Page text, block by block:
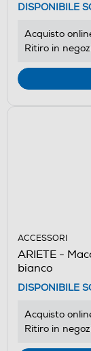
DISPONIBILE
Acquisto
Ritiro in
ACCESSORI
ARIETE -
bianco
DISPONIBILE
Acquisto
Ritiro in